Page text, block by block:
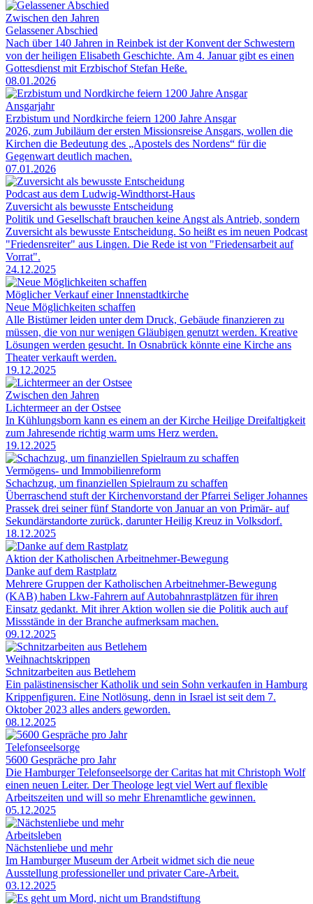
Zwischen den Jahren
Gelassener Abschied
Nach über 140 Jahren in Reinbek ist der Konvent der Schwestern
von der heiligen Elisabeth Geschichte. Am 4. Januar gibt es einen
Gottesdienst mit Erzbischof Stefan Heße.
08.01.2026
Ansgarjahr
Erzbistum und Nordkirche feiern 1200 Jahre Ansgar
2026, zum Jubiläum der ersten Missionsreise Ansgars, wollen die
Kirchen die Bedeutung des „Apostels des Nordens“ für die
Gegenwart deutlich machen.
07.01.2026
Podcast aus dem Ludwig-Windthorst-Haus
Zuversicht als bewusste Entscheidung
Politik und Gesellschaft brauchen keine Angst als Antrieb, sondern
Zuversicht als bewusste Entscheidung. So heißt es im neuen Podcast
"Friedensreiter" aus Lingen. Die Rede ist von "Friedensarbeit auf
Vorrat".
24.12.2025
Möglicher Verkauf einer Innenstadtkirche
Neue Möglichkeiten schaffen
Alle Bistümer leiden unter dem Druck, Gebäude finanzieren zu
müssen, die von nur wenigen Gläubigen genutzt werden. Kreative
Lösungen werden gesucht. In Osnabrück könnte eine Kirche ans
Theater verkauft werden.
19.12.2025
Zwischen den Jahren
Lichtermeer an der Ostsee
In Kühlungsborn kann es einem an der Kirche Heilige Dreifaltigkeit
zum Jahresende richtig warm ums Herz werden.
19.12.2025
Vermögens- und Immobilienreform
Schachzug, um finanziellen Spielraum zu schaffen
Überraschend stuft der Kirchenvorstand der Pfarrei Seliger Johannes
Prassek drei seiner fünf Standorte von Januar an von Primär- auf
Sekundärstandorte zurück, darunter Heilig Kreuz in Volksdorf.
18.12.2025
Aktion der Katholischen Arbeitnehmer-Bewegung
Danke auf dem Rastplatz
Mehrere Gruppen der Katholischen Arbeitnehmer-Bewegung
(KAB) haben Lkw-Fahrern auf Autobahnrastplätzen für ihren
Einsatz gedankt. Mit ihrer Aktion wollen sie die Politik auch auf
Missstände in der Branche aufmerksam machen.
09.12.2025
Weihnachtskrippen
Schnitzarbeiten aus Betlehem
Ein palästinensischer Katholik und sein Sohn verkaufen in Hamburg
Krippenfiguren. Eine Notlösung, denn in Israel ist seit dem 7.
Oktober 2023 alles anders geworden.
08.12.2025
Telefonseelsorge
5600 Gespräche pro Jahr
Die Hamburger Telefonseelsorge der Caritas hat mit Christoph Wolf
einen neuen Leiter. Der Theologe legt viel Wert auf flexible
Arbeitszeiten und will so mehr Ehrenamtliche gewinnen.
05.12.2025
Arbeitsleben
Nächstenliebe und mehr
Im Hamburger Museum der Arbeit widmet sich die neue
Ausstellung professioneller und privater Care-Arbeit.
03.12.2025